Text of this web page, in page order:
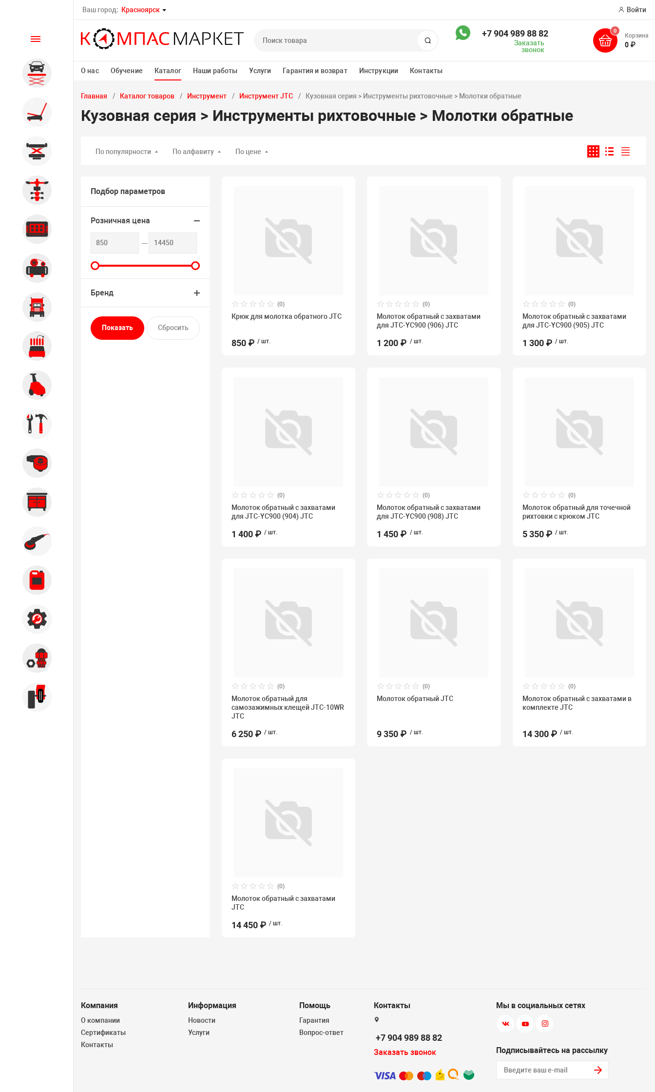
Ваш город: Красноярск Войти
Поиск
+7 904 989 88 82
Заказать
звонок
0
Корзина
0 ₽
О нас Обучение Каталог Наши работы Услуги Гарантия и возврат Инструкции Контакты
Каталог
Автомобильные подъемники
оборудование
Общегаражное
Стенды сход-развал
Компрессорное оборудование
Грузовое оборудование
Обслуживание систем и
Главная Каталог товаров Инструмент Инструмент JTC Кузовная серия > Инструменты рихтовочные > Молотки обратные
Кузовная серия > Инструменты рихтовочные > Молотки обратные
По популярности По алфавиту По цене
Подбор параметров
Розничная цена
Бренд
(0)
Крюк для молотка обратного JTC
850 ₽ / шт.
(0)
Молоток обратный с захватами
для JTC-YC900 (906) JTC
1 200 ₽ / шт.
(0)
Молоток обратный с захватами
для JTC-YC900 (905) JTC
1 300 ₽ / шт.
(0)
Молоток обратный с захватами
для JTC-YC900 (904) JTC
1 400 ₽ / шт.
(0)
Молоток обратный с захватами
для JTC-YC900 (908) JTC
1 450 ₽ / шт.
(0)
Молоток обратный для точечной
рихтовки с крюком JTC
5 350 ₽ / шт.
(0)
Молоток обратный для
самозажимных клещей JTC-10WR
JTC
6 250 ₽ / шт.
(0)
Молоток обратный JTC
9 350 ₽ / шт.
(0)
Молоток обратный с захватами в
комплекте JTC
14 300 ₽ / шт.
(0)
Молоток обратный с захватами
JTC
14 450 ₽ / шт.
Компания
О компании
Сертификаты
Контакты
Информация
Новости
Услуги
Помощь
Гарантия
Вопрос-ответ
Контакты
+7 904 989 88 82
Заказать звонок
Мы в социальных сетях
Подписывайтесь на рассылку